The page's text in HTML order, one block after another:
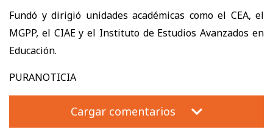
Fundó y dirigió unidades académicas como el CEA, el
MGPP, el CIAE y el Instituto de Estudios Avanzados en
Educación.
PURANOTICIA
Cargar comentarios